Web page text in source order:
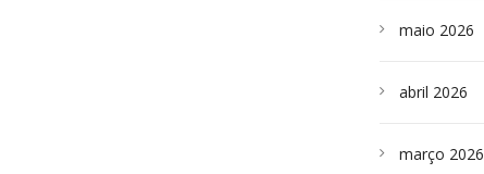
maio 2026
abril 2026
março 2026